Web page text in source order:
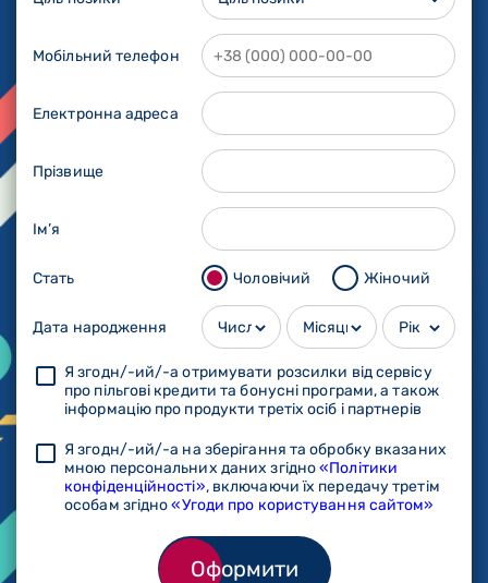
Мобільний телефон
Електронна адреса
Прізвище
Ім’я
Стать Чоловічий Жіночий
Дата народження
Я згодн/-ий/-а отримувати розсилки від сервісу
про пільгові кредити та бонусні програми, а також
інформацію про продукти третіх осіб і партнерів
Я згодн/-ий/-а на зберігання та обробку вказаних
мною персональних даних згідно«Політики
конфіденційності», включаючи їх передачу третім
особам згідно«Угоди про користування сайтом»
Оформити